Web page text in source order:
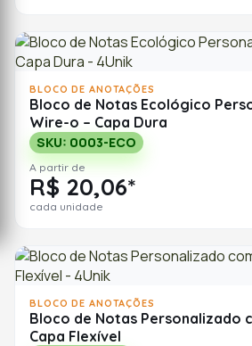
BLOCO DE ANOTAÇÕES
Bloco de Notas Ecológico
Wire-o – Capa Dura
SKU: 0003-ECO
A partir de
R$ 20,06*
cada unidade
BLOCO DE ANOTAÇÕES
Bloco de Notas Personalizado
Capa Flexível